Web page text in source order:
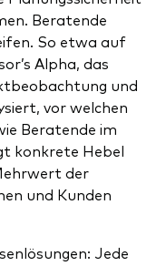
Beratende
So etwa auf
Alpha, das
und
vor welchen
Beratende im
konkrete Hebel
der
und Kunden
Jede